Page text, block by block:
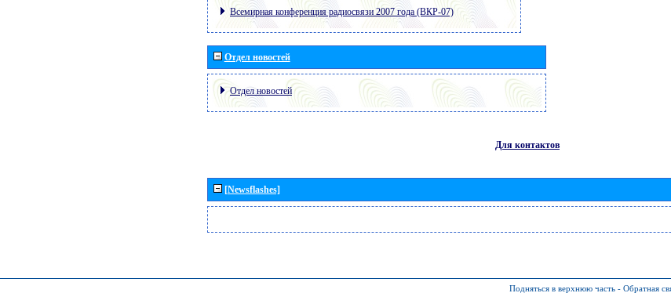
Всемирная конференция радиосвязи 2007 года (ВКР-07)
Отдел новостей
Отдел новостей
Для контактов
[Newsflashes]
Подняться в верхнюю часть - Обратная